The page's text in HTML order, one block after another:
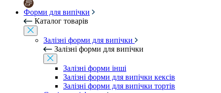
Форми для випічки
Каталог товарів
Залізні форми для випічки
Залізні форми для випічки
Залізні форми інші
Залізні форми для випічки кексів
Залізні форми для випічки тортів